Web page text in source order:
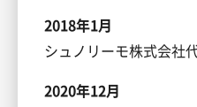
2018年1月
シュノリーモ株式会社
2020年12月